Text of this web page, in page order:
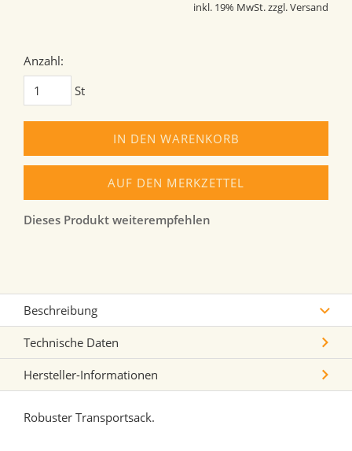
inkl. 19% MwSt. zzgl. Versand
Anzahl:
St
IN DEN WARENKORB
AUF DEN MERKZETTEL
Dieses Produkt weiterempfehlen
Beschreibung
Technische Daten
Hersteller-Informationen
Robuster Transportsack.